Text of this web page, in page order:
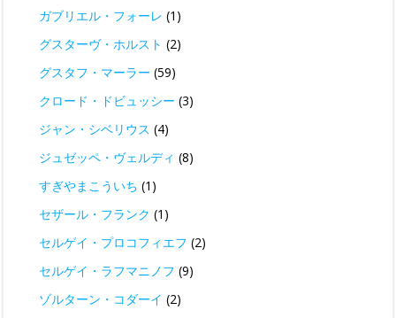
ガブリエル・フォーレ (1)
グスターヴ・ホルスト (2)
グスタフ・マーラー (59)
クロード・ドビュッシー (3)
ジャン・シベリウス (4)
ジュゼッペ・ヴェルディ (8)
すぎやまこういち (1)
セザール・フランク (1)
セルゲイ・プロコフィエフ (2)
セルゲイ・ラフマニノフ (9)
ゾルターン・コダーイ (2)